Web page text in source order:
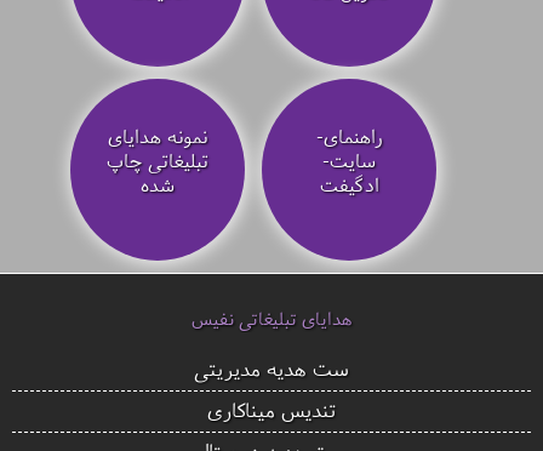
راهنمای-
سایت-
ادگیفت
نمونه هدایای
تبلیغاتی چاپ
شده
هدایای تبلیغاتی نفیس
ست هدیه مدیریتی
تندیس میناکاری